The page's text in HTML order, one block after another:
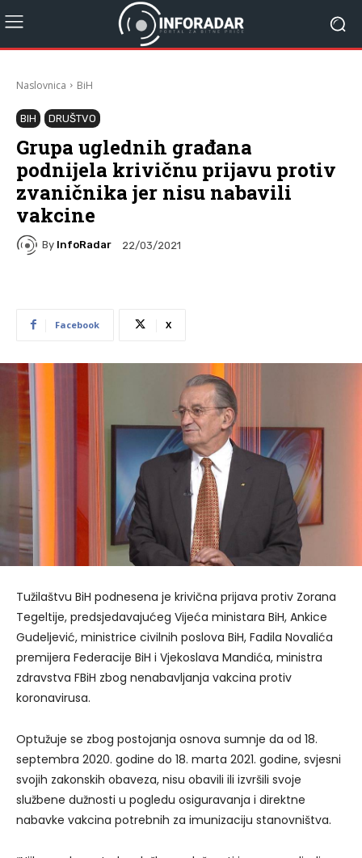
Naslovnica BiH
BIH DRUŠTVO
Grupa uglednih građana
podnijela krivičnu prijavu protiv
zvaničnika jer nisu nabavili
vakcine
By InfoRadar 22/03/2021
Facebook X
Tužilaštvu BiH podnesena je krivična prijava protiv Zorana
Tegeltije, predsjedavajućeg Vijeća ministara BiH, Ankice
Gudeljević, ministrice civilnih poslova BiH, Fadila Novalića
premijera Federacije BiH i Vjekoslava Mandića, ministra
zdravstva FBiH zbog nenabavljanja vakcina protiv
koronavirusa.
Optužuje se zbog postojanja osnova sumnje da od 18.
septembra 2020. godine do 18. marta 2021. godine, svjesni
svojih zakonskih obaveza, nisu obavili ili izvršili svoje
službene dužnosti u pogledu osiguravanja i direktne
nabavke vakcina potrebnih za imunizaciju stanovništva.